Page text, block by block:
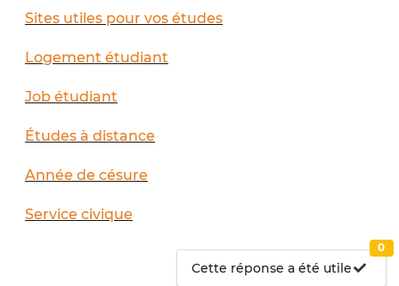
Sites utiles pour vos études
Logement étudiant
Job étudiant
Études à distance
Année de césure
Service civique
Cette réponse a été utile
0